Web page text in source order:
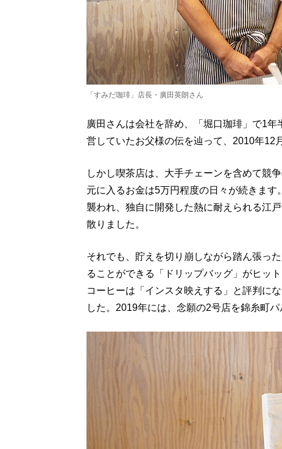
「すみだ珈琲」店長・廣田英朗さん
廣田さんは会社を辞め、「堀口珈琲」で1
営していたお父様の伝を辿って、2010年12
しかし喫茶店は、大手チェーンを含めて競
元に入るお金は5万円程度の日々が続きま
襲われ、独自に開発した熱に耐えられる江
散りました。
それでも、貯えを切り崩しながら踏ん張っ
ることができる「ドリップバッグ」がヒッ
コーヒーは「インスタ映えする」と評判に
した。2019年には、念願の2号店を錦糸町パ